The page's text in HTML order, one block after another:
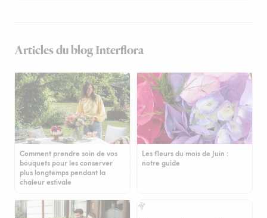
Articles du blog Interflora
Comment prendre soin de vos
bouquets pour les conserver
plus longtemps pendant la
chaleur estivale
Les fleurs du mois de Juin :
notre guide